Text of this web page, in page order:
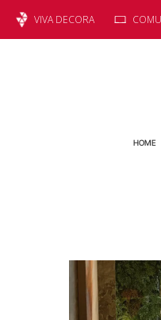
VIVA DECORA
HOME